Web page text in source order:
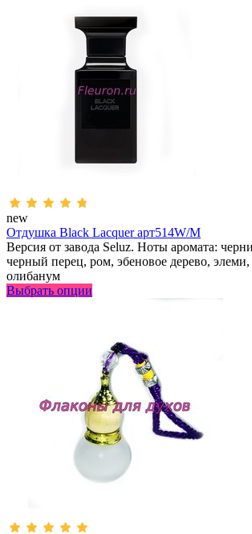
new
Отдушка Black Lacquer арт514W/M
Версия от завода Seluz. Ноты аромата:
черный перец, ром, эбеновое дерево,
олибанум
Выбрать опции